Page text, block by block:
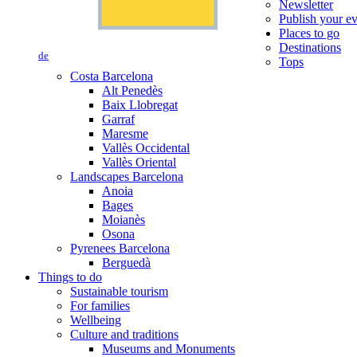
de
Newsletter
Publish your
Places to go
Destinations
Tops
Costa Barcelona
Alt Penedès
Baix Llobregat
Garraf
Maresme
Vallès Occidental
Vallès Oriental
Landscapes Barcelona
Anoia
Bages
Moianès
Osona
Pyrenees Barcelona
Berguedà
Things to do
Sustainable tourism
For families
Wellbeing
Culture and traditions
Museums and Monuments